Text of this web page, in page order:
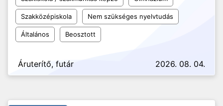
Szakközépiskola Nem szükséges nyelvtudás
Általános Beosztott
Áruterítő, futár 2026. 08. 04.